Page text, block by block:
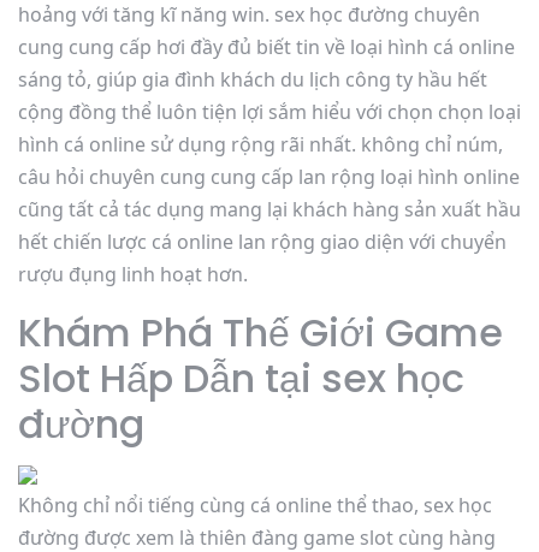
hoảng với tăng kĩ năng win. sex học đường chuyên
cung cung cấp hơi đầy đủ biết tin về loại hình cá online
sáng tỏ, giúp gia đình khách du lịch công ty hầu hết
cộng đồng thể luôn tiện lợi sắm hiểu với chọn chọn loại
hình cá online sử dụng rộng rãi nhất. không chỉ núm,
câu hỏi chuyên cung cung cấp lan rộng loại hình online
cũng tất cả tác dụng mang lại khách hàng sản xuất hầu
hết chiến lược cá online lan rộng giao diện với chuyển
rượu đụng linh hoạt hơn.
Khám Phá Thế Giới Game
Slot Hấp Dẫn tại sex học
đường
Không chỉ nổi tiếng cùng cá online thể thao, sex học
đường được xem là thiên đàng game slot cùng hàng